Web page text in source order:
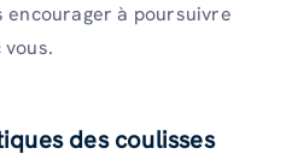
encourager à poursuivre
des coulisses